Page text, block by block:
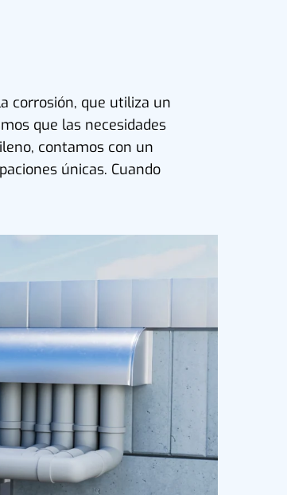
corrosión, que utiliza un
que las necesidades
contamos con un
únicas. Cuando